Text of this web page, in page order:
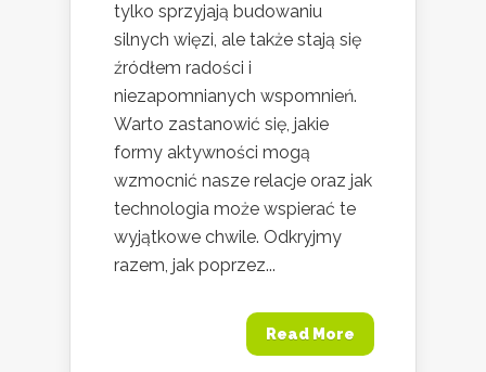
tylko sprzyjają budowaniu
silnych więzi, ale także stają się
źródłem radości i
niezapomnianych wspomnień.
Warto zastanowić się, jakie
formy aktywności mogą
wzmocnić nasze relacje oraz jak
technologia może wspierać te
wyjątkowe chwile. Odkryjmy
razem, jak poprzez...
Read More